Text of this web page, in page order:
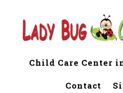
Child Care Center
Contact